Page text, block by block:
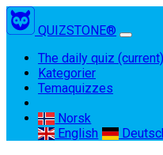
QUIZSTONE®
The daily quiz (current)
Kategorier
Temaquizzes
Norsk
English